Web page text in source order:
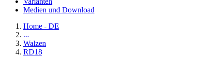
Medien und Download
Home - DE
...
Walzen
RD18